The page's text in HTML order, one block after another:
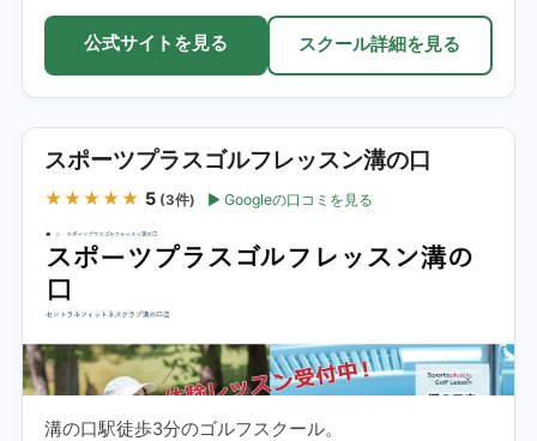
公式サイトを見る スクール詳細を見る
スポーツプラスゴルフレッスン溝の口
★★★★★ 5 (3件) Googleの口コミを見る
溝の口駅徒歩3分のゴルフスクール。